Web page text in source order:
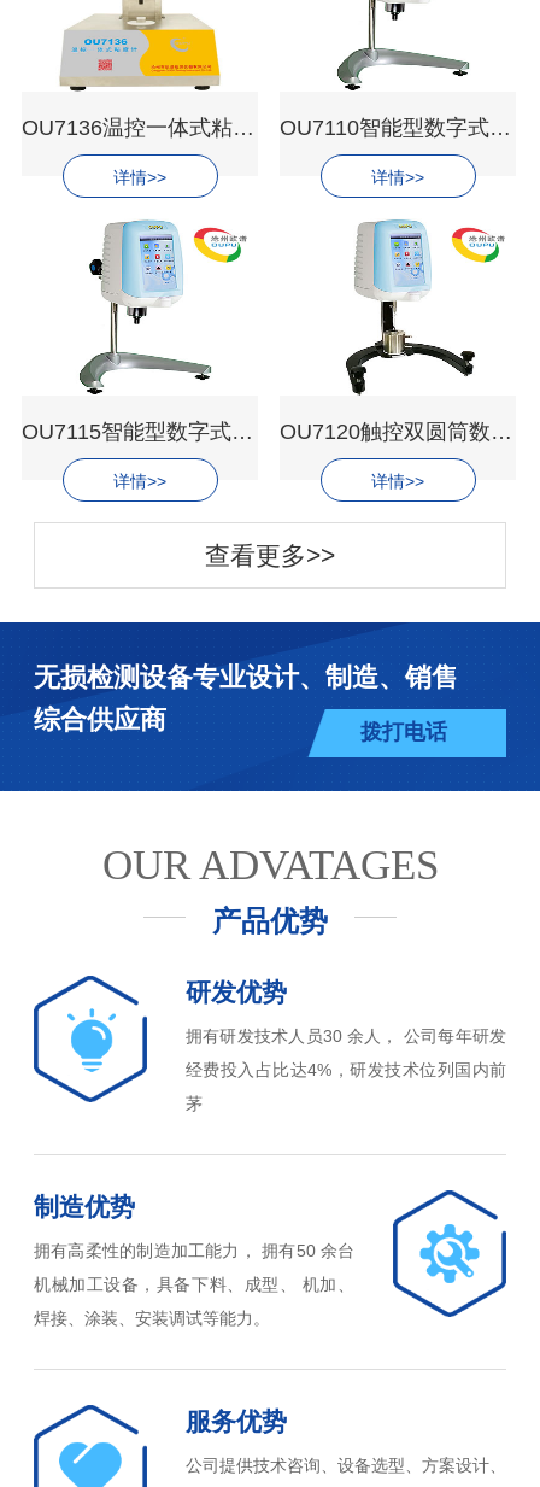
OU7136温控一体式粘度计
详情>>
OU7110智能型数字式旋转粘度计
详情>>
OU7115智能型数字式旋转粘度计
详情>>
OU7120触控双圆筒数字式旋转粘度计
详情>>
查看更多>>
无损检测设备专业设计、制造、销售
综合供应商
拨打电话
OUR ADVATAGES
产品优势
研发优势
拥有研发技术人员30 余人， 公司每年研发
经费投入占比达4%，研发技术位列国内前
茅
制造优势
拥有高柔性的制造加工能力， 拥有50 余台
机械加工设备，具备下料、成型、 机加、
焊接、涂装、安装调试等能力。
服务优势
公司提供技术咨询、设备选型、方案设计、